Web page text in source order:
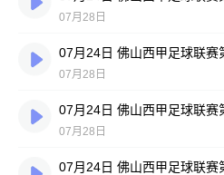
07月28日
07月28日
07月28日